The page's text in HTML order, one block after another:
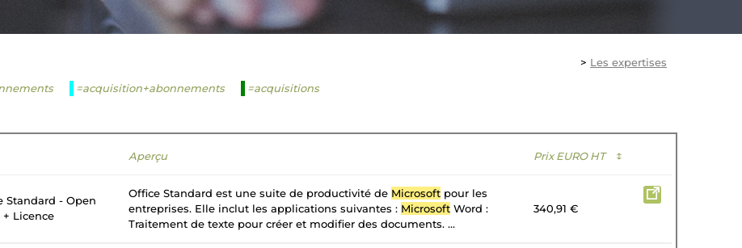
> Les expertises
=acquisition+abonnements
=acquisitions
Aperçu Prix EURO HT ↕
Standard - Open
+ Licence
Office Standard est une suite de productivité de Microsoft pour les
entreprises. Elle inclut les applications suivantes : Microsoft Word :
Traitement de texte pour créer et modifier des documents. ...
340,91 €